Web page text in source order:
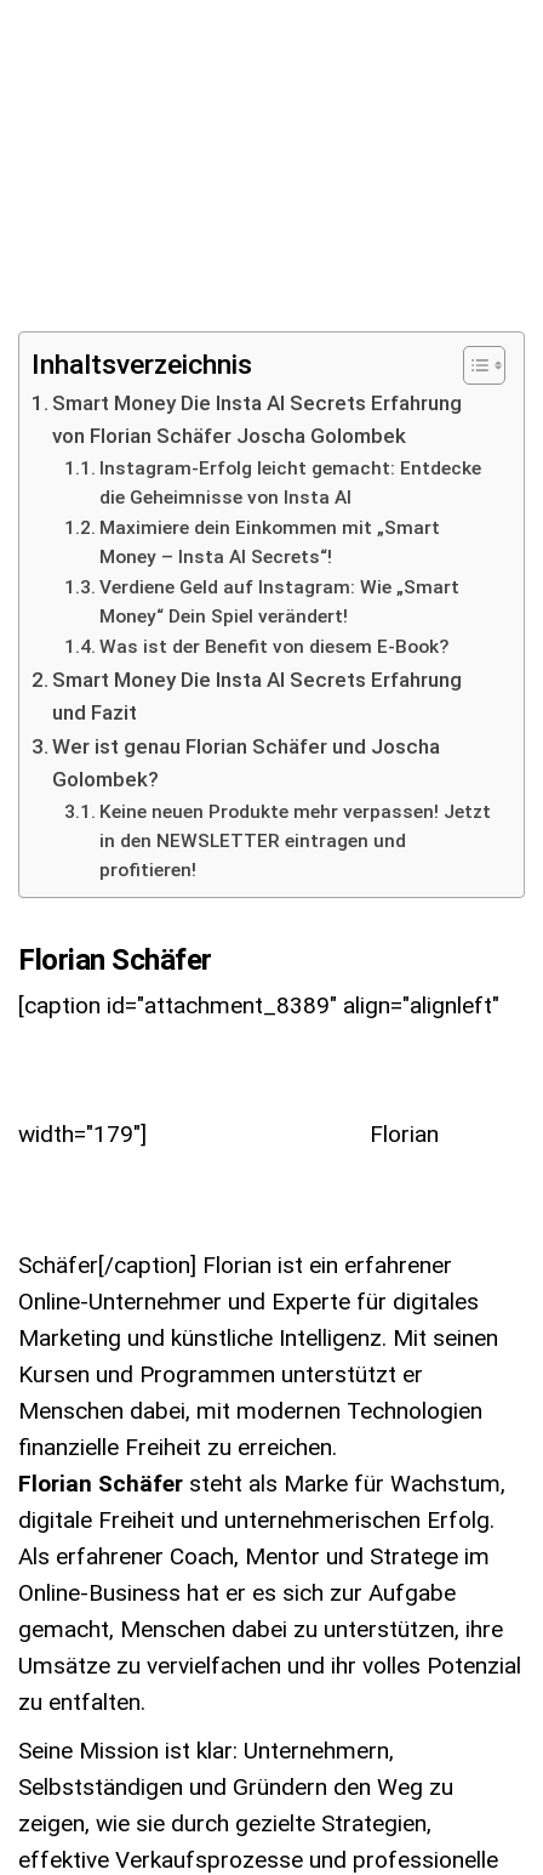
Inhaltsverzeichnis
Smart Money Die Insta AI Secrets Erfahrung
von Florian Schäfer Joscha Golombek
Instagram-Erfolg leicht gemacht: Entdecke
die Geheimnisse von Insta AI
Maximiere dein Einkommen mit „Smart
Money – Insta AI Secrets“!
Verdiene Geld auf Instagram: Wie „Smart
Money“ Dein Spiel verändert!
Was ist der Benefit von diesem E-Book?
Smart Money Die Insta AI Secrets Erfahrung
und Fazit
Wer ist genau Florian Schäfer und Joscha
Golombek?
Keine neuen Produkte mehr verpassen! Jetzt
in den NEWSLETTER eintragen und
profitieren!
Florian Schäfer
[caption id="attachment_8389" align="alignleft"
width="179"] Florian
Schäfer[/caption] Florian ist ein erfahrener
Online-Unternehmer und Experte für digitales
Marketing und künstliche Intelligenz. Mit seinen
Kursen und Programmen unterstützt er
Menschen dabei, mit modernen Technologien
finanzielle Freiheit zu erreichen.
Florian Schäfer steht als Marke für Wachstum,
digitale Freiheit und unternehmerischen Erfolg.
Als erfahrener Coach, Mentor und Stratege im
Online-Business hat er es sich zur Aufgabe
gemacht, Menschen dabei zu unterstützen, ihre
Umsätze zu vervielfachen und ihr volles Potenzial
zu entfalten.
Seine Mission ist klar: Unternehmern,
Selbstständigen und Gründern den Weg zu
zeigen, wie sie durch gezielte Strategien,
effektive Verkaufsprozesse und professionelle